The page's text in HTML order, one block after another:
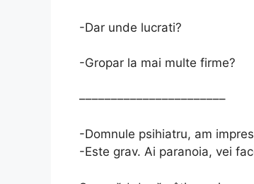
-Dar unde lucrati?
-Gropar la mai multe firme?
–––––––––––––––––––––––
-Domnule psihiatru, am
-Este grav. Ai paranoia, vei